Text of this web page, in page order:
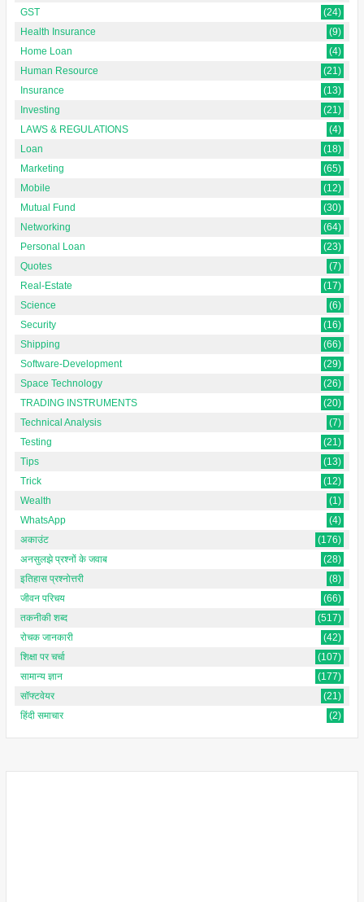
GST
(24)
Health Insurance
(9)
Home Loan
(4)
Human Resource
(21)
Insurance
(13)
Investing
(21)
LAWS & REGULATIONS
(4)
Loan
(18)
Marketing
(65)
Mobile
(12)
Mutual Fund
(30)
Networking
(64)
Personal Loan
(23)
Quotes
(7)
Real-Estate
(17)
Science
(6)
Security
(16)
Shipping
(66)
Software-Development
(29)
Space Technology
(26)
TRADING INSTRUMENTS
(20)
Technical Analysis
(7)
Testing
(21)
Tips
(13)
Trick
(12)
Wealth
(1)
WhatsApp
(4)
अकाउंट
(176)
अनसुलझे प्रश्नों के जवाब
(28)
इतिहास प्रश्नोत्तरी
(8)
जीवन परिचय
(66)
तकनीकी शब्द
(517)
रोचक जानकारी
(42)
शिक्षा पर चर्चा
(107)
सामान्य ज्ञान
(177)
सॉफ्टवेयर
(21)
हिंदी समाचार
(2)